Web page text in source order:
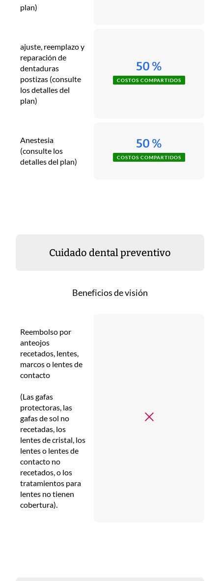
plan)
ajuste, reemplazo y
reparación de
dentaduras
postizas (consulte
los detalles del
plan)
50 %
COSTOS COMPARTIDOS
Anestesia
(consulte los
detalles del plan)
50 %
COSTOS COMPARTIDOS
Cuidado dental preventivo
Beneficios de visión
Reembolso por
anteojos
recetados, lentes,
marcos o lentes de
contacto
(Las gafas
protectoras, las
gafas de sol no
recetadas, los
lentes de cristal, los
lentes o lentes de
contacto no
recetados, o los
tratamientos para
lentes no tienen
cobertura).